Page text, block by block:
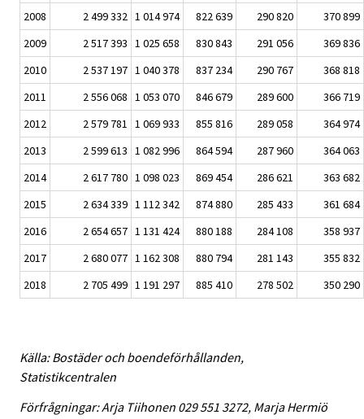
2008
2 499 332 1 014 974 822 639 290 820
370 899
2009
2 517 393 1 025 658 830 843 291 056
369 836
2010
2 537 197 1 040 378 837 234 290 767
368 818
2011
2 556 068 1 053 070 846 679 289 600
366 719
2012
2 579 781 1 069 933 855 816 289 058
364 974
2013
2 599 613 1 082 996 864 594 287 960
364 063
2014
2 617 780 1 098 023 869 454 286 621
363 682
2015
2 634 339 1 112 342 874 880 285 433
361 684
2016
2 654 657 1 131 424 880 188 284 108
358 937
2017
2 680 077 1 162 308 880 794 281 143
355 832
2018
2 705 499 1 191 297 885 410 278 502 350 290
Källa: Bostäder och boendeförhållanden,
Statistikcentralen
Förfrågningar: Arja Tiihonen 029 551 3272, Marja Hermiö